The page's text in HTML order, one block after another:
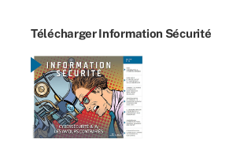
Télécharger Information Sécurité